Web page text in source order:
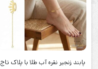
پابند زنجیر نقره آب طلا با پلاک تاج